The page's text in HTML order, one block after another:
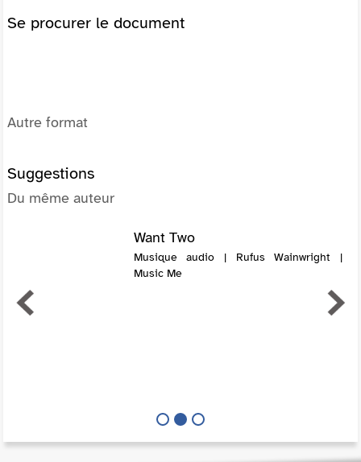
Se procurer le document
Autre format
Suggestions
Du même auteur
Want Two
Musique audio | Rufus Wainwright |
Music Me